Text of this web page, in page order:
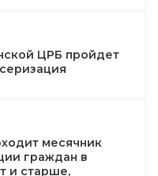
ЦРБ пройдет
месячник
граждан в
и старше,